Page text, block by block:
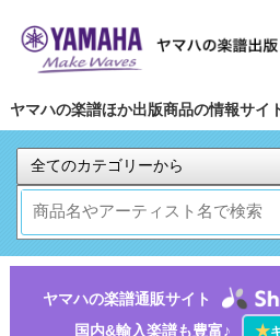
ヤマハの楽譜ほか出版商品の情報サイ
ヤマハの楽譜通販サイト
国内&輸入楽譜も豊富♪
★